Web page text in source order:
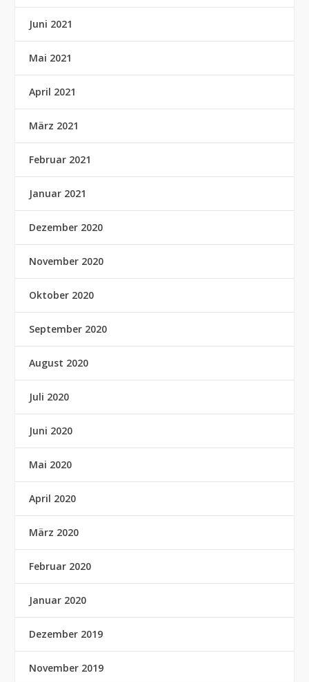
Juni 2021
Mai 2021
April 2021
März 2021
Februar 2021
Januar 2021
Dezember 2020
November 2020
Oktober 2020
September 2020
August 2020
Juli 2020
Juni 2020
Mai 2020
April 2020
März 2020
Februar 2020
Januar 2020
Dezember 2019
November 2019